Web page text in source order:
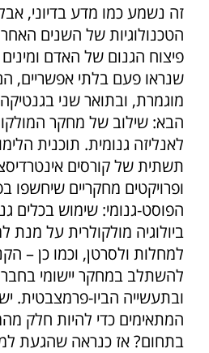
זה נשמע כמו מדע בדיוני,
הטכנולוגיות של השנים
פיצוח הגנום של האדם
שנראו פעם בלתי אפשריים,
מוגמרת, ובתואר שני
הבא: שילוב של מחקר
לאנליזה גנומית. תוכנית
תשתית של קורסים
ופרויקטים מחקריים שיחשפו
הפוסט-גנומי: שימוש בכלים
ביולוגיה מולקולרית על מנת
למחלות ולסרטן, וכמו כן –
להשתלב במחקר יישומי
ובתעשייה הביו-פרמצבטית.
המתאימים כדי להיות חלק
בתחום? אז כנראה שהגעת